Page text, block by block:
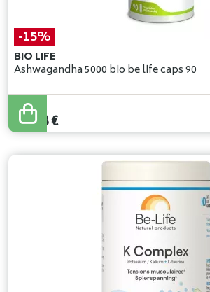
-15%
BIO LIFE
Ashwagandha 5000 bio be life caps 90
22,80
19,38€